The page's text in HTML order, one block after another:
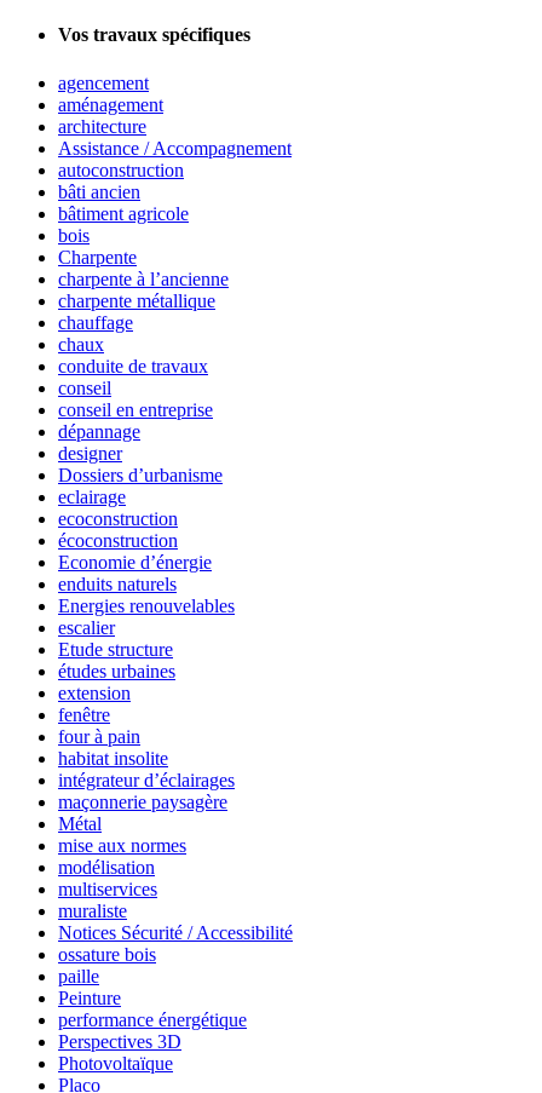
Vos travaux spécifiques
agencement
aménagement
architecture
Assistance / Accompagnement
autoconstruction
bâti ancien
bâtiment agricole
bois
Charpente
charpente à l’ancienne
charpente métallique
chauffage
chaux
conduite de travaux
conseil
conseil en entreprise
dépannage
designer
Dossiers d’urbanisme
eclairage
ecoconstruction
écoconstruction
Economie d’énergie
enduits naturels
Energies renouvelables
escalier
Etude structure
études urbaines
extension
fenêtre
four à pain
habitat insolite
intégrateur d’éclairages
maçonnerie paysagère
Métal
mise aux normes
modélisation
multiservices
muraliste
Notices Sécurité / Accessibilité
ossature bois
paille
Peinture
performance énergétique
Perspectives 3D
Photovoltaïque
Placo